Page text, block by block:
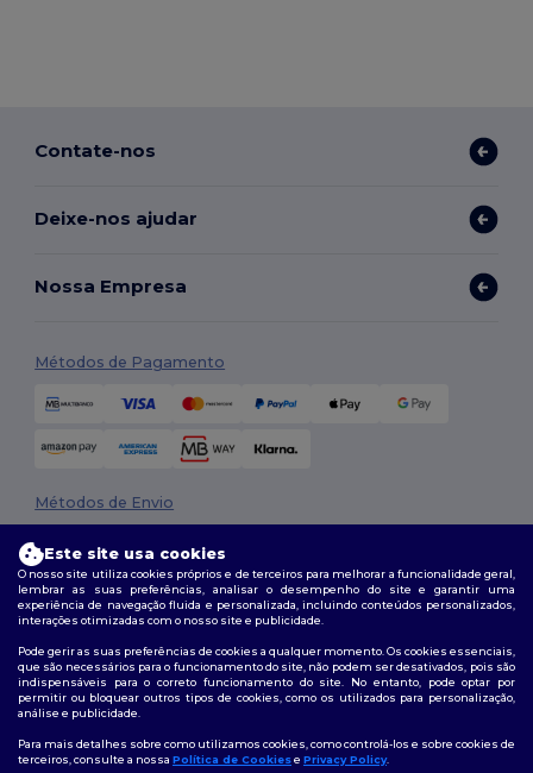
Contate-nos
Deixe-nos ajudar
Nossa Empresa
Métodos de Pagamento
Métodos de Envio
2026. Todos os direitos reservados
Siga-nos
Este site usa cookies
O nosso site utiliza cookies próprios e de terceiros para melhorar a funcionalidade geral,
lembrar as suas preferências, analisar o desempenho do site e garantir uma
experiência de navegação fluida e personalizada, incluindo conteúdos personalizados,
interações otimizadas com o nosso site e publicidade.
Pode gerir as suas preferências de cookies a qualquer momento. Os cookies essenciais,
que são necessários para o funcionamento do site, não podem ser desativados, pois são
indispensáveis para o correto funcionamento do site. No entanto, pode optar por
permitir ou bloquear outros tipos de cookies, como os utilizados para personalização,
análise e publicidade.
Para mais detalhes sobre como utilizamos cookies, como controlá-los e sobre cookies de
terceiros, consulte a nossa Política de Cookiese Privacy Policy.